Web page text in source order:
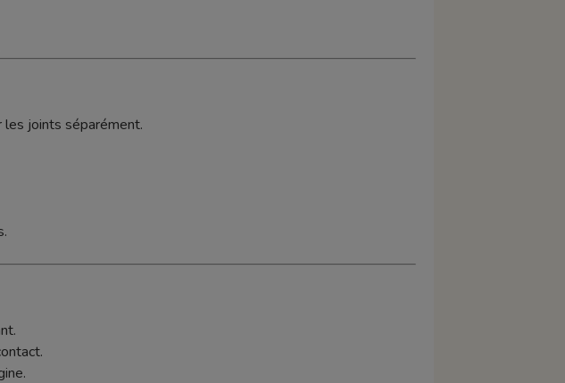
les joints séparément.